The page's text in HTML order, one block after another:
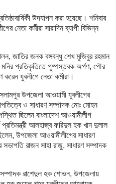
উদযাপন করা হয়েছে। শনিবার
নেতা কর্মীরা সারাদিন ব্যাপী বিভিন্ন
জাতির জনক বঙ্গবন্ধু শেখ মুজিবুর রহমান
প্রতিকৃতিতে পুষ্পস্তবক অর্পণ, পৌর
যুবলীগে নেতা কর্মীরা।
উপজেলা আওয়ামী যুবলীগের
ও সাধারণ সম্পাদক মোঃ মোহন
ছিলেন বাংলাদেশ আওয়ামীলীগ
আলহাজ্ব ফরিদুল হক খান দুলাল
উপজেলা আওয়ামীলীগের সাধারণ
রাজন সাহা রাজু, সাধারণ সম্পাদক
সম্পাদক রাশেদুল হক শোভন, উপজেলায়